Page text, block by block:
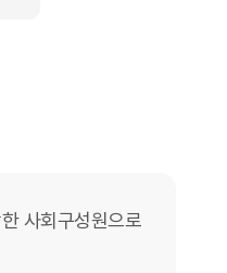
사회구성원으로